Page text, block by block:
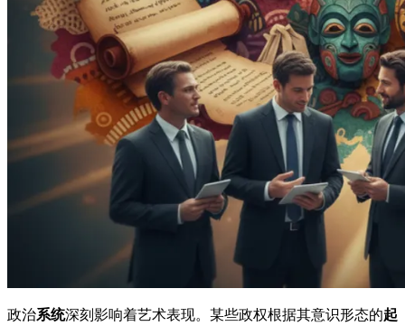
政治系统深刻影响着艺术表现。某些政权根据其意识形态的起